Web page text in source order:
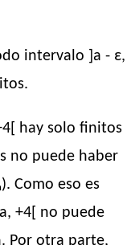
intervalo ]a - ε,
hay solo finitos
no puede haber
Como eso es
+4[ no puede
Por otra parte,